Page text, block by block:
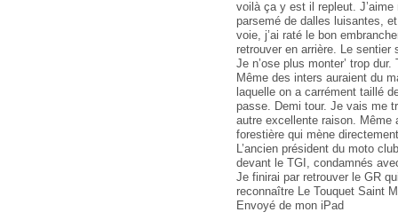
Envoyé de mon iPad